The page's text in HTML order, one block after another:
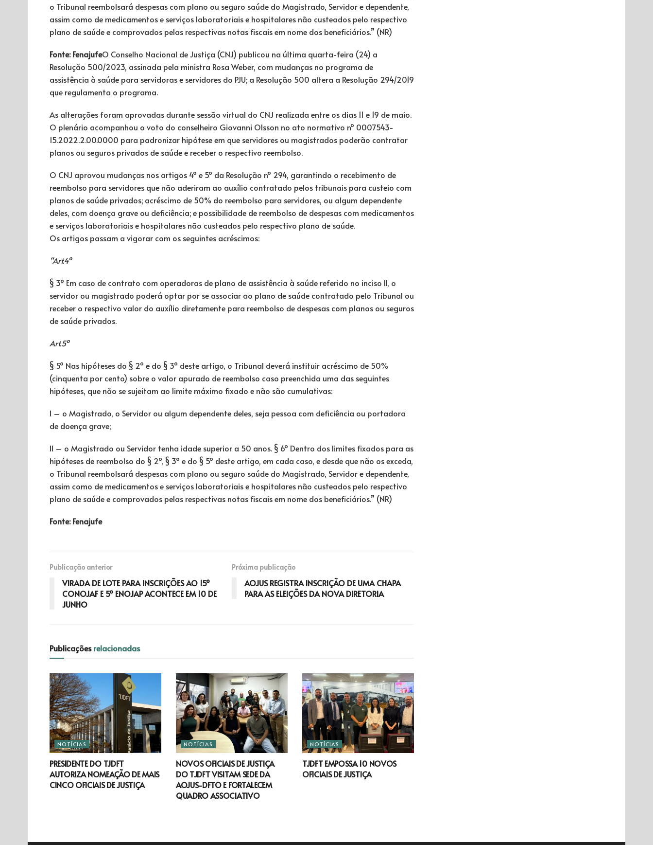
o Tribunal reembolsará despesas com plano ou seguro saúde do Magistrado, Servidor e dependente,
assim como de medicamentos e serviços laboratoriais e hospitalares não custeados pelo respectivo
plano de saúde e comprovados pelas respectivas notas fiscais em nome dos beneficiários.” (NR)
Fonte: FenajufeO Conselho Nacional de Justiça (CNJ) publicou na última quarta-feira (24) a
Resolução 500/2023, assinada pela ministra Rosa Weber, com mudanças no programa de
assistência à saúde para servidoras e servidores do PJU; a Resolução 500 altera a Resolução 294/2019
que regulamenta o programa.
As alterações foram aprovadas durante sessão virtual do CNJ realizada entre os dias 11 e 19 de maio.
O plenário acompanhou o voto do conselheiro Giovanni Olsson no ato normativo nº 0007543-
15.2022.2.00.0000 para padronizar hipótese em que servidores ou magistrados poderão contratar
planos ou seguros privados de saúde e receber o respectivo reembolso.
O CNJ aprovou mudanças nos artigos 4º e 5º da Resolução nº 294, garantindo o recebimento de
reembolso para servidores que não aderiram ao auxílio contratado pelos tribunais para custeio com
planos de saúde privados; acréscimo de 50% do reembolso para servidores, ou algum dependente
deles, com doença grave ou deficiência; e possibilidade de reembolso de despesas com medicamentos
e serviços laboratoriais e hospitalares não custeados pelo respectivo plano de saúde.
Os artigos passam a vigorar com os seguintes acréscimos:
“Art.4º
§ 3º Em caso de contrato com operadoras de plano de assistência à saúde referido no inciso II, o
servidor ou magistrado poderá optar por se associar ao plano de saúde contratado pelo Tribunal ou
receber o respectivo valor do auxílio diretamente para reembolso de despesas com planos ou seguros
de saúde privados.
Art.5º
§ 5º Nas hipóteses do § 2º e do § 3º deste artigo, o Tribunal deverá instituir acréscimo de 50%
(cinquenta por cento) sobre o valor apurado de reembolso caso preenchida uma das seguintes
hipóteses, que não se sujeitam ao limite máximo fixado e não são cumulativas:
I – o Magistrado, o Servidor ou algum dependente deles, seja pessoa com deficiência ou portadora
de doença grave;
II – o Magistrado ou Servidor tenha idade superior a 50 anos. § 6º Dentro dos limites fixados para as
hipóteses de reembolso do § 2º, § 3º e do § 5º deste artigo, em cada caso, e desde que não os exceda,
o Tribunal reembolsará despesas com plano ou seguro saúde do Magistrado, Servidor e dependente,
assim como de medicamentos e serviços laboratoriais e hospitalares não custeados pelo respectivo
plano de saúde e comprovados pelas respectivas notas fiscais em nome dos beneficiários.” (NR)
Fonte: Fenajufe
Publicação anterior
VIRADA DE LOTE PARA INSCRIÇÕES AO 15º
CONOJAF E 5º ENOJAP ACONTECE EM 10 DE
JUNHO
Próxima publicação
AOJUS REGISTRA INSCRIÇÃO DE UMA CHAPA
PARA AS ELEIÇÕES DA NOVA DIRETORIA
Publicaçõesrelacionadas
NOTÍCIAS
PRESIDENTE DO TJDFT
AUTORIZA NOMEAÇÃO DE MAIS
CINCO OFICIAIS DE JUSTIÇA
NOTÍCIAS
NOVOS OFICIAIS DE JUSTIÇA
DO TJDFT VISITAM SEDE DA
AOJUS-DFTO E FORTALECEM
QUADRO ASSOCIATIVO
NOTÍCIAS
TJDFT EMPOSSA 10 NOVOS
OFICIAIS DE JUSTIÇA